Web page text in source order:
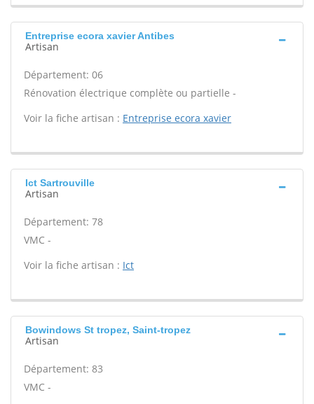
Entreprise ecora xavier Antibes
Artisan
Département: 06
Rénovation électrique complète ou partielle -
Voir la fiche artisan : Entreprise ecora xavier
Ict Sartrouville
Artisan
Département: 78
VMC -
Voir la fiche artisan : Ict
Bowindows St tropez, Saint-tropez
Artisan
Département: 83
VMC -